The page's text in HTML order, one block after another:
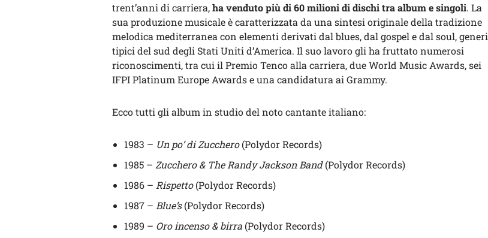
trent’anni di carriera,ha venduto più di 60 milioni di dischi tra album e singoli. La
sua produzione musicale è caratterizzata da una sintesi originale della tradizione
melodica mediterranea con elementi derivati dal blues, dal gospel e dal soul, generi
tipici del sud degli Stati Uniti d’America. Il suo lavoro gli ha fruttato numerosi
riconoscimenti, tra cui il Premio Tenco alla carriera, due World Music Awards, sei
IFPI Platinum Europe Awards e una candidatura ai Grammy.
Ecco tutti gli album in studio del noto cantante italiano:
1983 – Un po’ di Zucchero(Polydor Records)
1985 – Zucchero & The Randy Jackson Band(Polydor Records)
1986 – Rispetto(Polydor Records)
1987 – Blue’s(Polydor Records)
1989 – Oro incenso & birra (Polydor Records)